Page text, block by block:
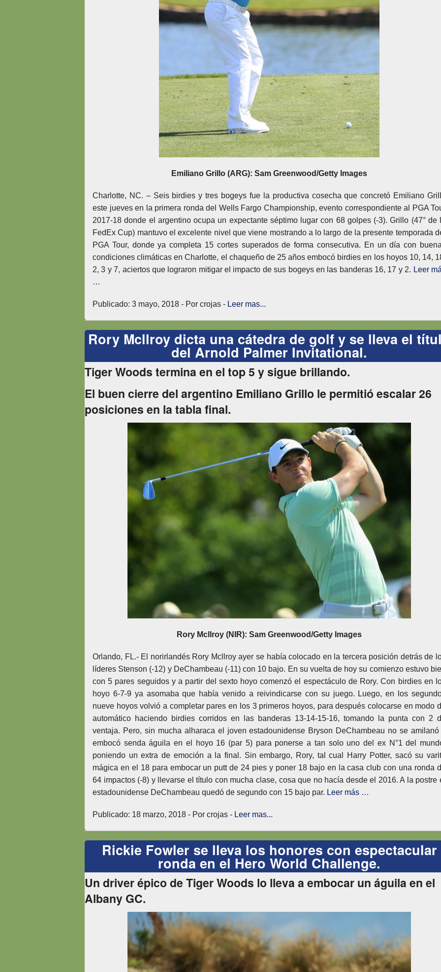
Emiliano Grillo (ARG): Sam Greenwood/Getty Images
Charlotte, NC. – Seis birdies y tres bogeys fue la productiva cosecha que concretó Emiliano
este jueves en la primera ronda del Wells Fargo Championship, evento correspondiente al PGA
2017-18 donde el argentino ocupa un expectante séptimo lugar con 68 golpes (-3). Grillo (47° de
FedEx Cup) mantuvo el excelente nivel que viene mostrando a lo largo de la presente temporada
PGA Tour, donde ya completa 15 cortes superados de forma consecutiva. En un día con
condiciones climáticas en Charlotte, el chaqueño de 25 años embocó birdies en los hoyos 10, 14,
2, 3 y 7, aciertos que lograron mitigar el impacto de sus bogeys en las banderas 16, 17 y 2. Leer
…
Publicado: 3 mayo, 2018 - Por crojas - Leer mas...
Rory Mcllroy dicta una cátedra de golf y se lleva el
del Arnold Palmer Invitational.
Tiger Woods termina en el top 5 y sigue brillando.
El buen cierre del argentino Emiliano Grillo le permitió escalar 26
posiciones en la tabla final.
Rory Mcllroy (NIR): Sam Greenwood/Getty Images
Orlando, FL.- El norirlandés Rory Mcllroy ayer se había colocado en la tercera posición detrás de
líderes Stenson (-12) y DeChambeau (-11) con 10 bajo. En su vuelta de hoy su comienzo estuvo
con 5 pares seguidos y a partir del sexto hoyo comenzó el espectáculo de Rory. Con birdies en
hoyo 6-7-9 ya asomaba que había venido a reivindicarse con su juego. Luego, en los
nueve hoyos volvió a completar pares en los 3 primeros hoyos, para después colocarse en modo
automático haciendo birdies corridos en las banderas 13-14-15-16, tomando la punta con 2
ventaja. Pero, sin mucha alharaca el joven estadounidense Bryson DeChambeau no se amilanó
embocó senda águila en el hoyo 16 (par 5) para ponerse a tan solo uno del ex N°1 del
poniendo un extra de emoción a la final. Sin embargo, Rory, tal cual Harry Potter, sacó su
mágica en el 18 para embocar un putt de 24 pies y poner 18 bajo en la casa club con una ronda
64 impactos (-8) y llevarse el título con mucha clase, cosa que no hacía desde el 2016. A la postre
estadounidense DeChambeau quedó de segundo con 15 bajo par. Leer más …
Publicado: 18 marzo, 2018 - Por crojas - Leer mas...
Rickie Fowler se lleva los honores con espectacular
ronda en el Hero World Challenge.
Un driver épico de Tiger Woods lo lleva a embocar un águila en el
Albany GC.